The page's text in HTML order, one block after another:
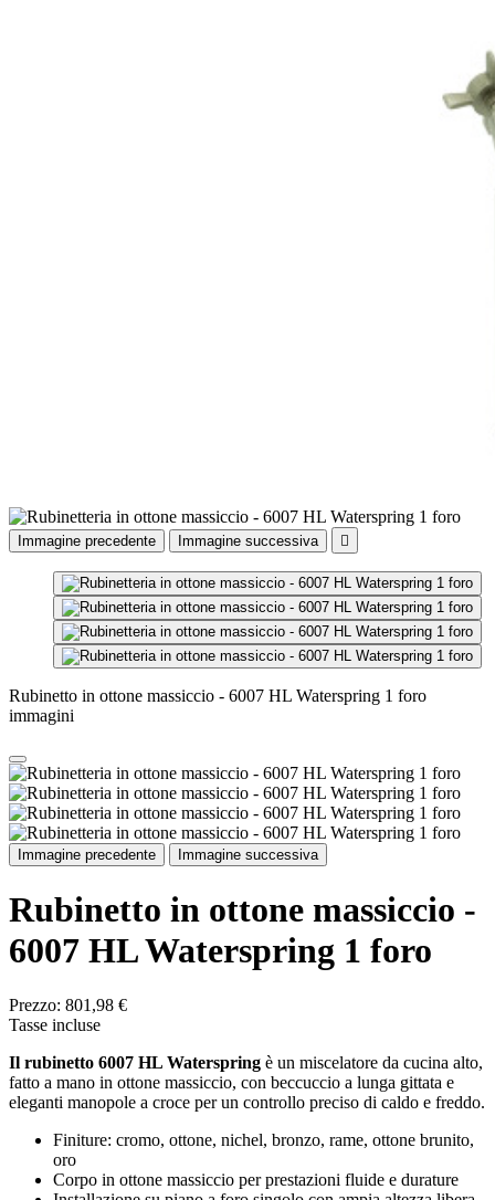
Immagine precedente Immagine successiva 
Rubinetto in ottone massiccio - 6007 HL Waterspring 1 foro
immagini
Immagine precedente Immagine successiva
Rubinetto in ottone massiccio -
6007 HL Waterspring 1 foro
Prezzo: 801,98 €
Tasse incluse
Il rubinetto 6007 HL Waterspring è un miscelatore da cucina alto,
fatto a mano in ottone massiccio, con beccuccio a lunga gittata e
eleganti manopole a croce per un controllo preciso di caldo e freddo.
Finiture: cromo, ottone, nichel, bronzo, rame, ottone brunito,
oro
Corpo in ottone massiccio per prestazioni fluide e durature